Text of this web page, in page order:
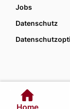
Jobs
Datenschutz
Home